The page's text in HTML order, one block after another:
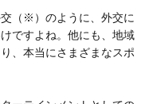
交（※）のように、外交に
ですよね。他にも、地域
、本当にさまざまなスポ